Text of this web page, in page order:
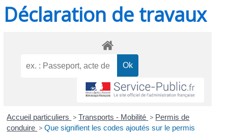
Déclaration de travaux
Accueil particuliers > Transports - Mobilité > Permis de
conduire > Que signifient les codes ajoutés sur le permis